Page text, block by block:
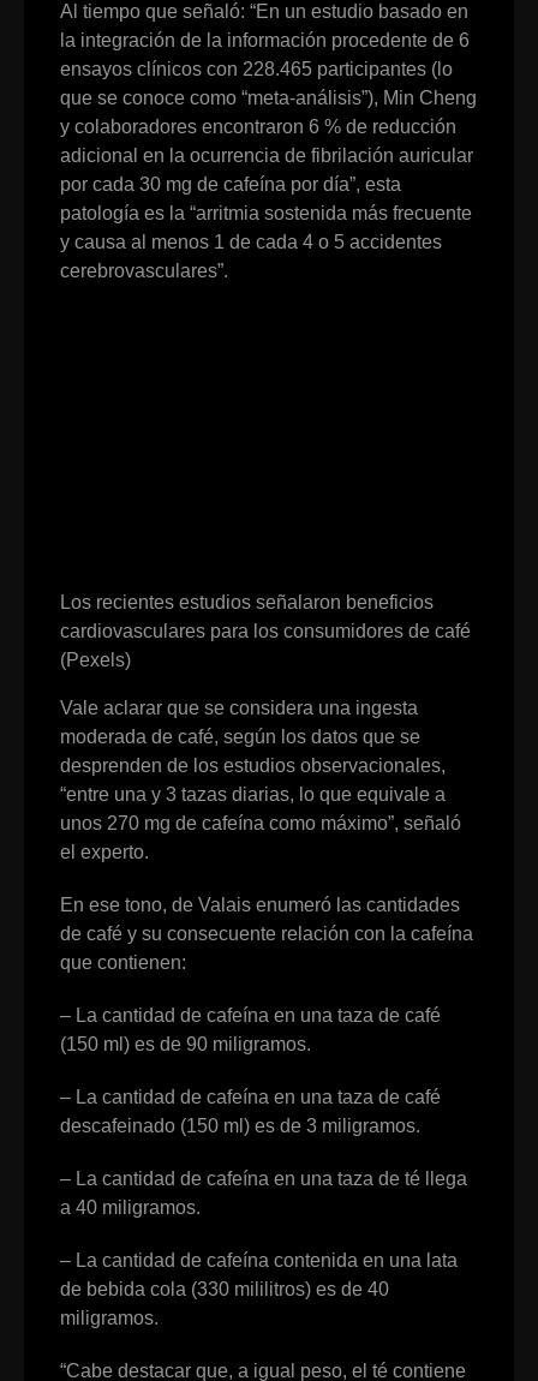
Al tiempo que señaló: “En un estudio basado en
la integración de la información procedente de 6
ensayos clínicos con 228.465 participantes (lo
que se conoce como “meta-análisis”), Min Cheng
y colaboradores encontraron 6 % de reducción
adicional en la ocurrencia de fibrilación auricular
por cada 30 mg de cafeína por día”, esta
patología es la “arritmia sostenida más frecuente
y causa al menos 1 de cada 4 o 5 accidentes
cerebrovasculares”.
Los recientes estudios señalaron beneficios
cardiovasculares para los consumidores de café
(Pexels)
Vale aclarar que se considera una ingesta
moderada de café, según los datos que se
desprenden de los estudios observacionales,
“entre una y 3 tazas diarias, lo que equivale a
unos 270 mg de cafeína como máximo”, señaló
el experto.
En ese tono, de Valais enumeró las cantidades
de café y su consecuente relación con la cafeína
que contienen:
– La cantidad de cafeína en una taza de café
(150 ml) es de 90 miligramos.
– La cantidad de cafeína en una taza de café
descafeinado (150 ml) es de 3 miligramos.
– La cantidad de cafeína en una taza de té llega
a 40 miligramos.
– La cantidad de cafeína contenida en una lata
de bebida cola (330 mililitros) es de 40
miligramos.
“Cabe destacar que, a igual peso, el té contiene